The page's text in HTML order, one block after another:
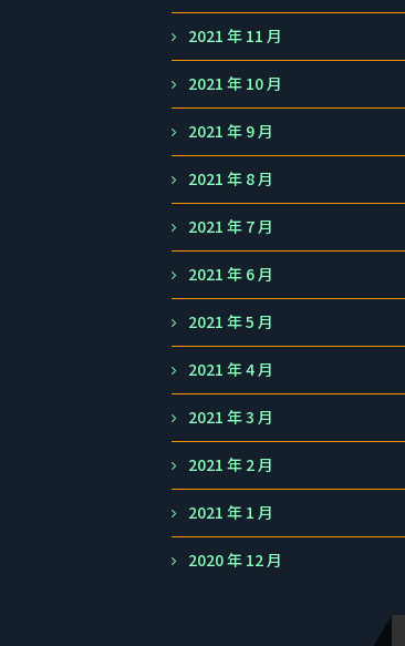
2021 年 11 月
2021 年 10 月
2021 年 9 月
2021 年 8 月
2021 年 7 月
2021 年 6 月
2021 年 5 月
2021 年 4 月
2021 年 3 月
2021 年 2 月
2021 年 1 月
2020 年 12 月